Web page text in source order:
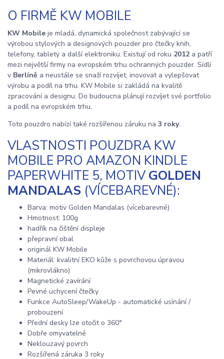
O FIRMĚ KW MOBILE
KW Mobile je mladá, dynamická společnost zabývající se
výrobou stylových a designových pouzder pro čtečky knih,
telefony, tablety a další elektroniku. Existují od roku 2012 a patří
mezi největší firmy na evropském trhu ochranných pouzder. Sídlí
v Berlíně a neustále se snaží rozvíjet, inovovat a vylepšovat
výrobu a podíl na trhu. KW Mobile si zakládá na kvalitě
zpracování a designu. Do budoucna plánují rozvíjet své portfolio
a podíl na evropském trhu.
Toto pouzdro nabízí také rozšířenou záruku na 3 roky.
VLASTNOSTI POUZDRA KW
MOBILE PRO AMAZON KINDLE
PAPERWHITE 5, MOTIVGOLDEN
MANDALAS (VÍCEBAREVNÉ):
Barva: motiv Golden Mandalas (vícebarevné)
Hmotnost: 100g
hadřík na čištění displeje
přepravní obal
originál KW Mobile
Materiál: kvalitní EKO kůže s povrchovou úpravou
(mikrovlákno)
Magnetické zavírání
Pevné uchycení čtečky
Funkce AutoSleep/WakeUp - automatické usínání /
probouzení
Přední desky lze otočit o 360°
Dobře omyvatelné
Neklouzavý povrch
Rozšířená záruka 3 roky